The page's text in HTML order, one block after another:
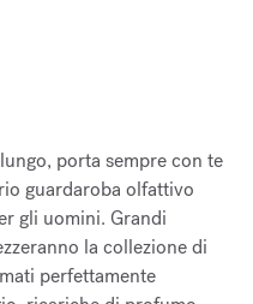
porta sempre con te
guardaroba olfattivo
gli uomini. Grandi
la collezione di
perfettamente